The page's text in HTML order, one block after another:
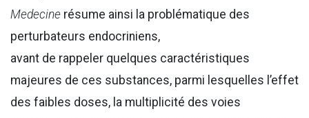
Medecine résume ainsi la problématique des
perturbateurs endocriniens,
avant de rappeler quelques caractéristiques
majeures de ces substances, parmi lesquelles l’effet
des faibles doses, la multiplicité des voies